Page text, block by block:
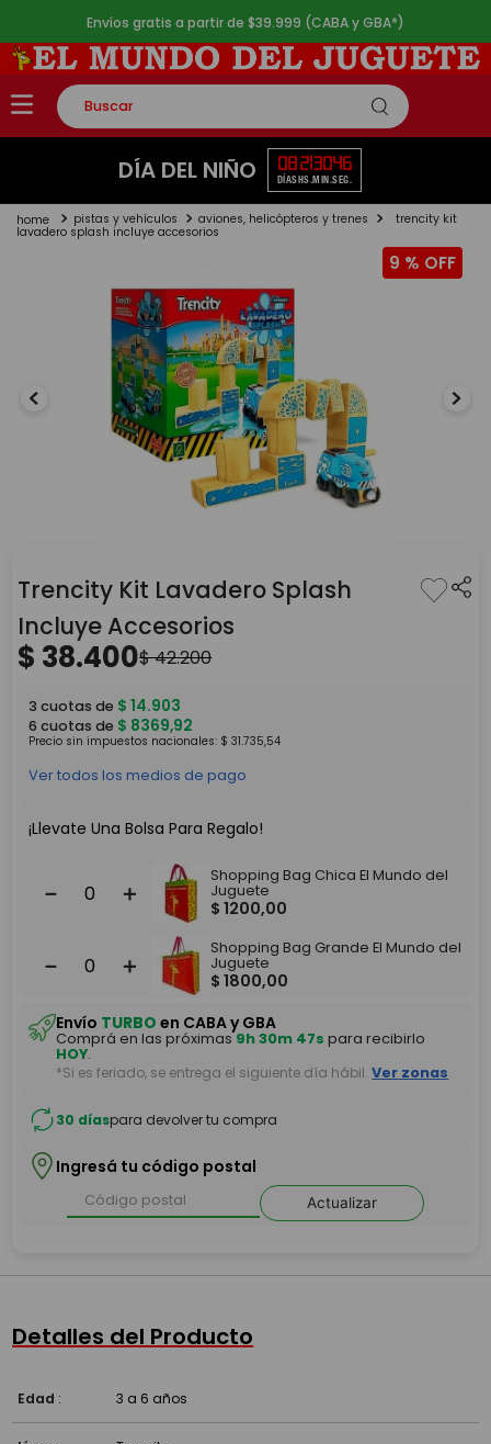
Envíos gratis a partir de $39.999 (CABA y GBA*)
Buscar
TÉRMINOS MÁS BUSCADOS
2.
lego
monopatin
toy story
DÍA DEL NIÑO 08
DÍAS
21
HS.
30
MIN.
46
SEG.
pistas y vehículos aviones, helicópteros y trenes trencity kit
lavadero splash incluye accesorios
9 %
Trencity Kit Lavadero Splash
Incluye Accesorios
$ 38.400$42.200
3 cuotas de $ 14.903
6 cuotas de $ 8369,92
Precio sin impuestos nacionales: $ 31.735,54
Ver todos los medios de pago
¡Llevate Una Bolsa Para Regalo!
＋
－
Shopping Bag Chica El Mundo del
Juguete
$ 1200,00
＋
－
Shopping Bag Grande El Mundo del
Juguete
$ 1800,00
Envío TURBO en CABA y GBA
Comprá en las próximas9h 30m 47s para recibirlo
HOY.
*Si es feriado, se entrega el siguiente día hábil. Ver zonas
30 díaspara devolver tu compra
Ingresá tu código postal
Actualizar
Detalles del Producto
Edad : 3 a 6 años